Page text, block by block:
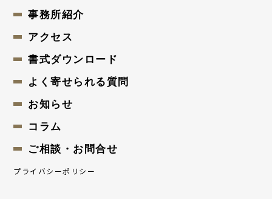
事務所紹介
アクセス
書式ダウンロード
よく寄せられる質問
お知らせ
コラム
ご相談・お問合せ
プライバシーポリシー